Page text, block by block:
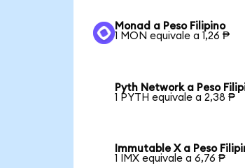
Monad a Peso Filipino
1 MON equivale a 1,26 ₱
Pyth Network a Peso
1 PYTH equivale a 2,38 ₱
Immutable X a Peso
1 IMX equivale a 6,76 ₱